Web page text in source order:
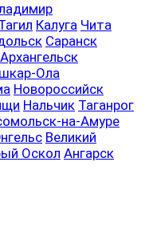
Калуга Чита
Саранск
Архангельск
Ола
Новороссийск
Нальчик Таганрог
на-Амуре
Великий
Оскол Ангарск